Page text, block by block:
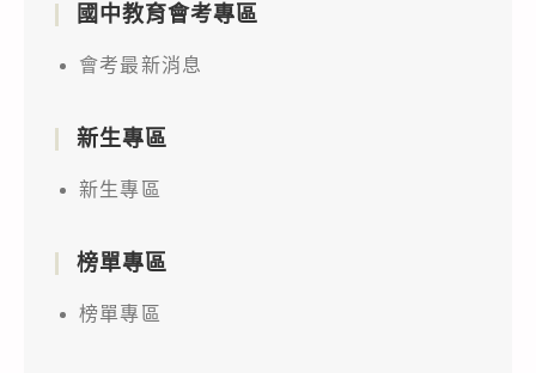
國中教育會考專區
會考最新消息
新生專區
新生專區
榜單專區
榜單專區